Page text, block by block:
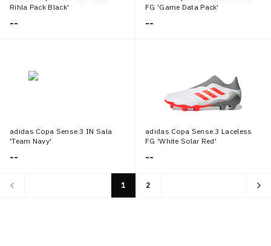
Rihla Pack Black'
--
FG 'Game Data Pack'
--
adidas Copa Sense.3 IN Sala
'Team Navy'
--
adidas Copa Sense.3 Laceless
FG 'White Solar Red'
--
1 2